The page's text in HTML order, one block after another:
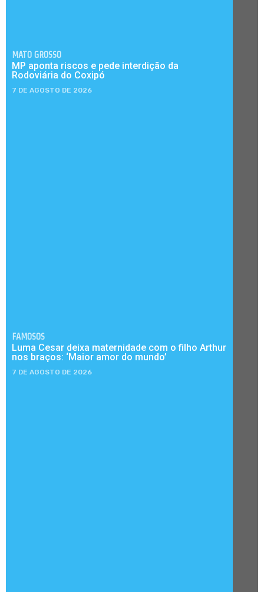
MATO GROSSO
MP aponta riscos e pede interdição da
Rodoviária do Coxipó
7 DE AGOSTO DE 2026
FAMOSOS
Luma Cesar deixa maternidade com o filho Arthur
nos braços: ‘Maior amor do mundo’
7 DE AGOSTO DE 2026